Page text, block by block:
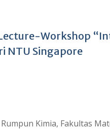
Lecture-Workshop
NTU Singapore
Kimia, Fakultas